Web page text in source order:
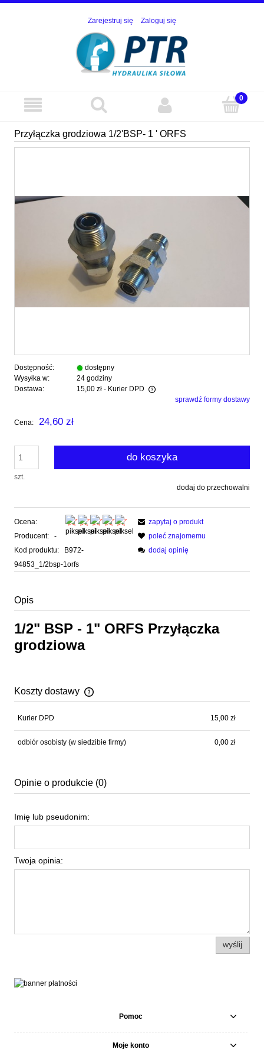
Zarejestruj się Zaloguj się
Przyłączka grodziowa 1/2'BSP- 1 ' ORFS
Dostępność:
dostępny
Wysyłka w:
24 godziny
Dostawa:
15,00 zł - Kurier DPD
Cena nie zawiera ewentualnych kosztów płatnościsprawdź formy dostawy
Cena: 24,60 zł
szt.
do koszyka
dodaj do przechowalni
Ocena:
Producent:
-
Kod produktu:
B972-
94853_1/2bsp-1orfs
zapytaj o produkt
poleć znajomemu
dodaj opinię
Opis
1/2" BSP - 1" ORFS Przyłączka
grodziowa
Koszty dostawy
Cena nie zawiera ewentualnych kosztów płatności
Kurier DPD 15,00 zł
odbiór osobisty (w siedzibie firmy) 0,00 zł
Opinie o produkcie (0)
Imię lub pseudonim:
Twoja opinia:
wyślij
Pomoc
Moje konto